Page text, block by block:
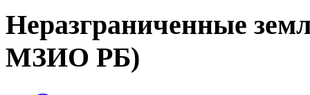
Неразграниченные
МЗИО РБ)